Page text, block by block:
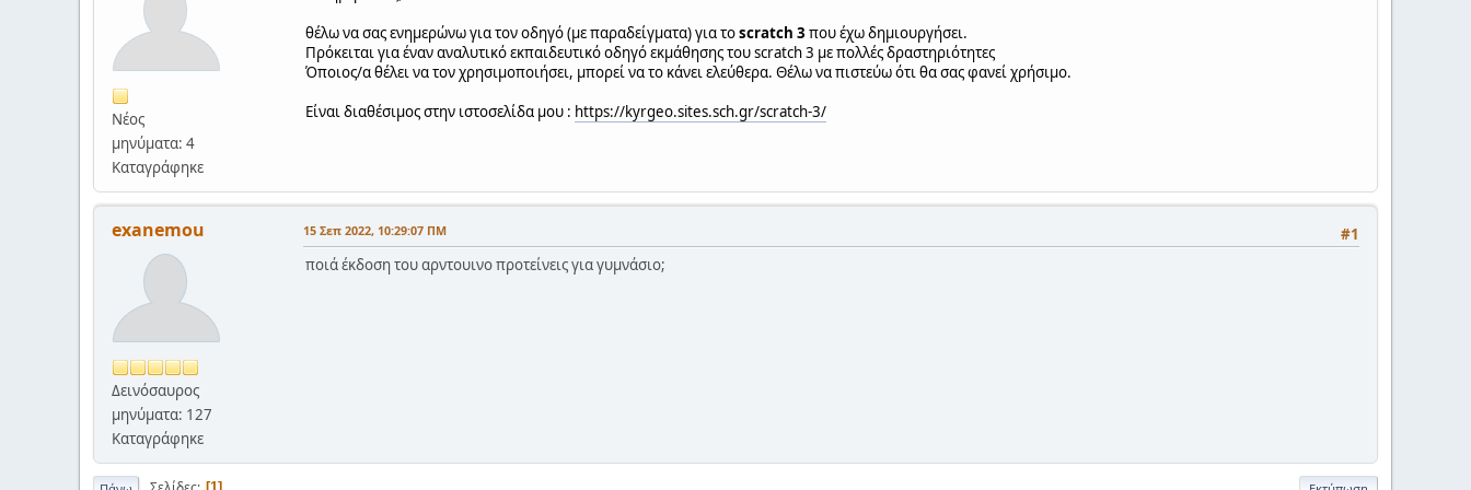
Νέος
μηνύματα: 4
Καταγράφηκε
θέλω να σας ενημερώνω για τον οδηγό (με παραδείγματα) για τοscratch 3 που έχω δημιουργήσει.
Πρόκειται για έναν αναλυτικό εκπαιδευτικό οδηγό εκμάθησης του scratch 3 με πολλές δραστηριότητες
Όποιος/α θέλει να τον χρησιμοποιήσει, μπορεί να το κάνει ελεύθερα. Θέλω να πιστεύω ότι θα σας φανεί χρήσιμο.
Είναι διαθέσιμος στην ιστοσελίδα μου : https://kyrgeo.sites.sch.gr/scratch-3/
exanemou
Δεινόσαυρος
μηνύματα: 127
Καταγράφηκε
#1
15 Σεπ 2022, 10:29:07 ΠΜ
ποιά έκδοση του αρντουινο προτείνεις για γυμνάσιο;